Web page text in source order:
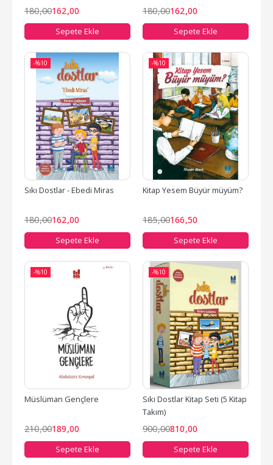
180,00162,00
Sepete Ekle
180,00162,00
Sepete Ekle
-%10
Sıkı Dostlar - Ebedi Miras
180,00162,00
Sepete Ekle
-%10
Kitap Yesem Büyür müyüm?
185,00166,50
Sepete Ekle
-%10
Müslüman Gençlere
210,00189,00
Sepete Ekle
-%10
Sıkı Dostlar Kitap Seti (5 Kitap
Takım)
900,00810,00
Sepete Ekle